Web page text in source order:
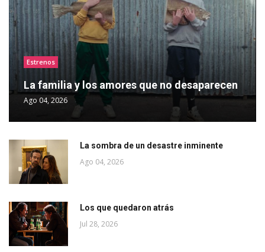
Estrenos
La familia y los amores que no desaparecen
Ago 04, 2026
La sombra de un desastre inminente
Ago 04, 2026
Los que quedaron atrás
Jul 28, 2026